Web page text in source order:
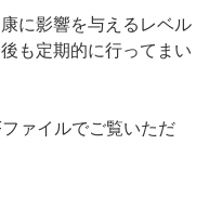
に影響を与えるレベル
も定期的に行ってまい
ァイルでご覧いただ